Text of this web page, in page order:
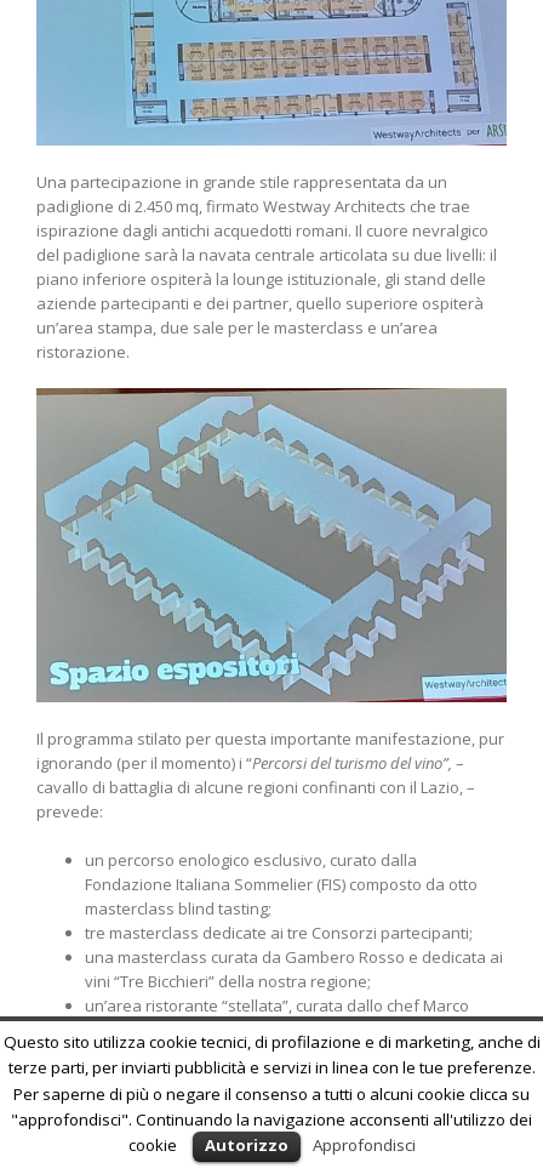
Questo sito utilizza cookie tecnici, di profilazione e di marketing, anche di
terze parti, per inviarti pubblicità e servizi in linea con le tue preferenze.
Per saperne di più o negare il consenso a tutti o alcuni cookie clicca su
"approfondisci". Continuando la navigazione acconsenti all'utilizzo dei
cookie
Autorizzo Approfondisci
Una partecipazione in grande stile rappresentata da un
padiglione di 2.450 mq, firmato Westway Architects che trae
ispirazione dagli antichi acquedotti romani. Il cuore nevralgico
del padiglione sarà la navata centrale articolata su due livelli: il
piano inferiore ospiterà la lounge istituzionale, gli stand delle
aziende partecipanti e dei partner, quello superiore ospiterà
un’area stampa, due sale per le masterclass e un’area
ristorazione.
Il programma stilato per questa importante manifestazione, pur
ignorando (per il momento) i “Percorsi del turismo del vino”, –
cavallo di battaglia di alcune regioni confinanti con il Lazio, –
prevede:
un percorso enologico esclusivo, curato dalla
Fondazione Italiana Sommelier (FIS) composto da otto
masterclass blind tasting;
tre masterclass dedicate ai tre Consorzi partecipanti;
una masterclass curata da Gambero Rosso e dedicata ai
vini “Tre Bicchieri” della nostra regione;
un’area ristorante “stellata”, curata dallo chef Marco
Bottega (Aminta Resort – Genazzano/RM – 1 stella
Michelin).